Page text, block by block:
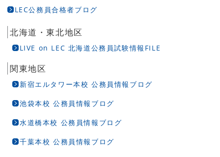
LEC公務員合格者ブログ
北海道・東北地区
LIVE on LEC 北海道公務員試験情報FILE
関東地区
新宿エルタワー本校 公務員情報ブログ
池袋本校 公務員情報ブログ
水道橋本校 公務員情報ブログ
千葉本校 公務員情報ブログ